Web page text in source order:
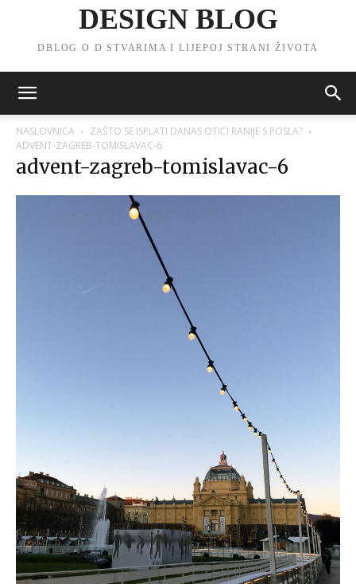
DESIGN BLOG
DBLOG O D STVARIMA I LIJEPOJ STRANI ŽIVOTA
NASLOVNICA
ZAŠTO SE ISPLATI DANAS OTIĆI RANIJE S POSLA?
ADVENT-ZAGREB-TOMISLAVAC-6
advent-zagreb-tomislavac-6